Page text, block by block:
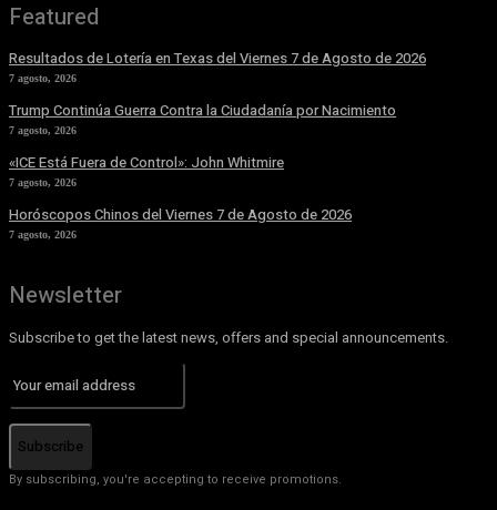
Featured
Resultados de Lotería en Texas del Viernes 7 de Agosto de 2026
7 agosto, 2026
Trump Continúa Guerra Contra la Ciudadanía por Nacimiento
7 agosto, 2026
«ICE Está Fuera de Control»: John Whitmire
7 agosto, 2026
Horóscopos Chinos del Viernes 7 de Agosto de 2026
7 agosto, 2026
Newsletter
Subscribe to get the latest news, offers and special announcements.
Subscribe
By subscribing, you're accepting to receive promotions.